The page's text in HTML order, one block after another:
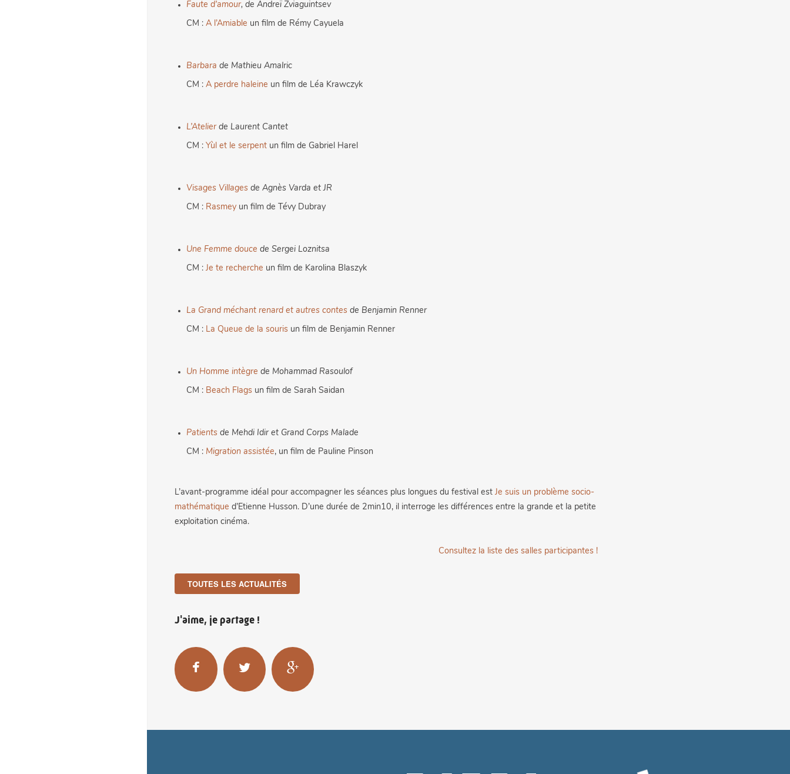
Faute d’amour, de Andreï Zviaguintsev
CM : A l’Amiable un film de Rémy Cayuela
Barbara de Mathieu Amalric
CM : A perdre haleine un film de Léa Krawczyk
L’Atelierde Laurent Cantet
CM : Yùl et le serpent un film de Gabriel Harel
Visages Villages de Agnès Varda et JR
CM : Rasmey un film de Tévy Dubray
Une Femme douce de Sergei Loznitsa
CM : Je te recherche un film de Karolina Blaszyk
La Grand méchant renard et autres contes de Benjamin Renner
CM : La Queue de la souris un film de Benjamin Renner
Un Homme intègre de Mohammad Rasoulof
CM : Beach Flags un film de Sarah Saidan
Patients de Mehdi Idir et Grand Corps Malade
CM : Migration assistée, un film de Pauline Pinson
L’avant-programme idéal pour accompagner les séances plus longues du festival est Je suis un problème socio-
mathématique d’Etienne Husson. D’une durée de 2min10, il interroge les différences entre la grande et la petite
exploitation cinéma.
Consultez la liste des salles participantes !
TOUTES LES ACTUALITÉS
J'aime, je partage !